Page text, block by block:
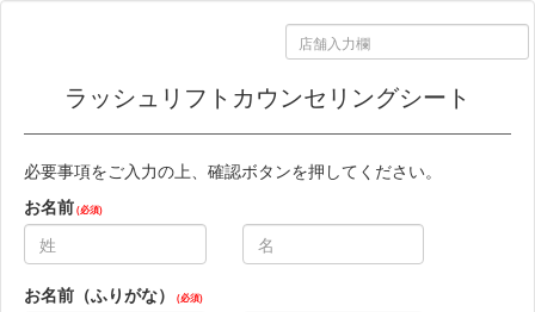
ラッシュリフトカウンセリングシート
必要事項をご入力の上、確認ボタンを押してください。
お名前(必須)
お名前（ふりがな） (必須)